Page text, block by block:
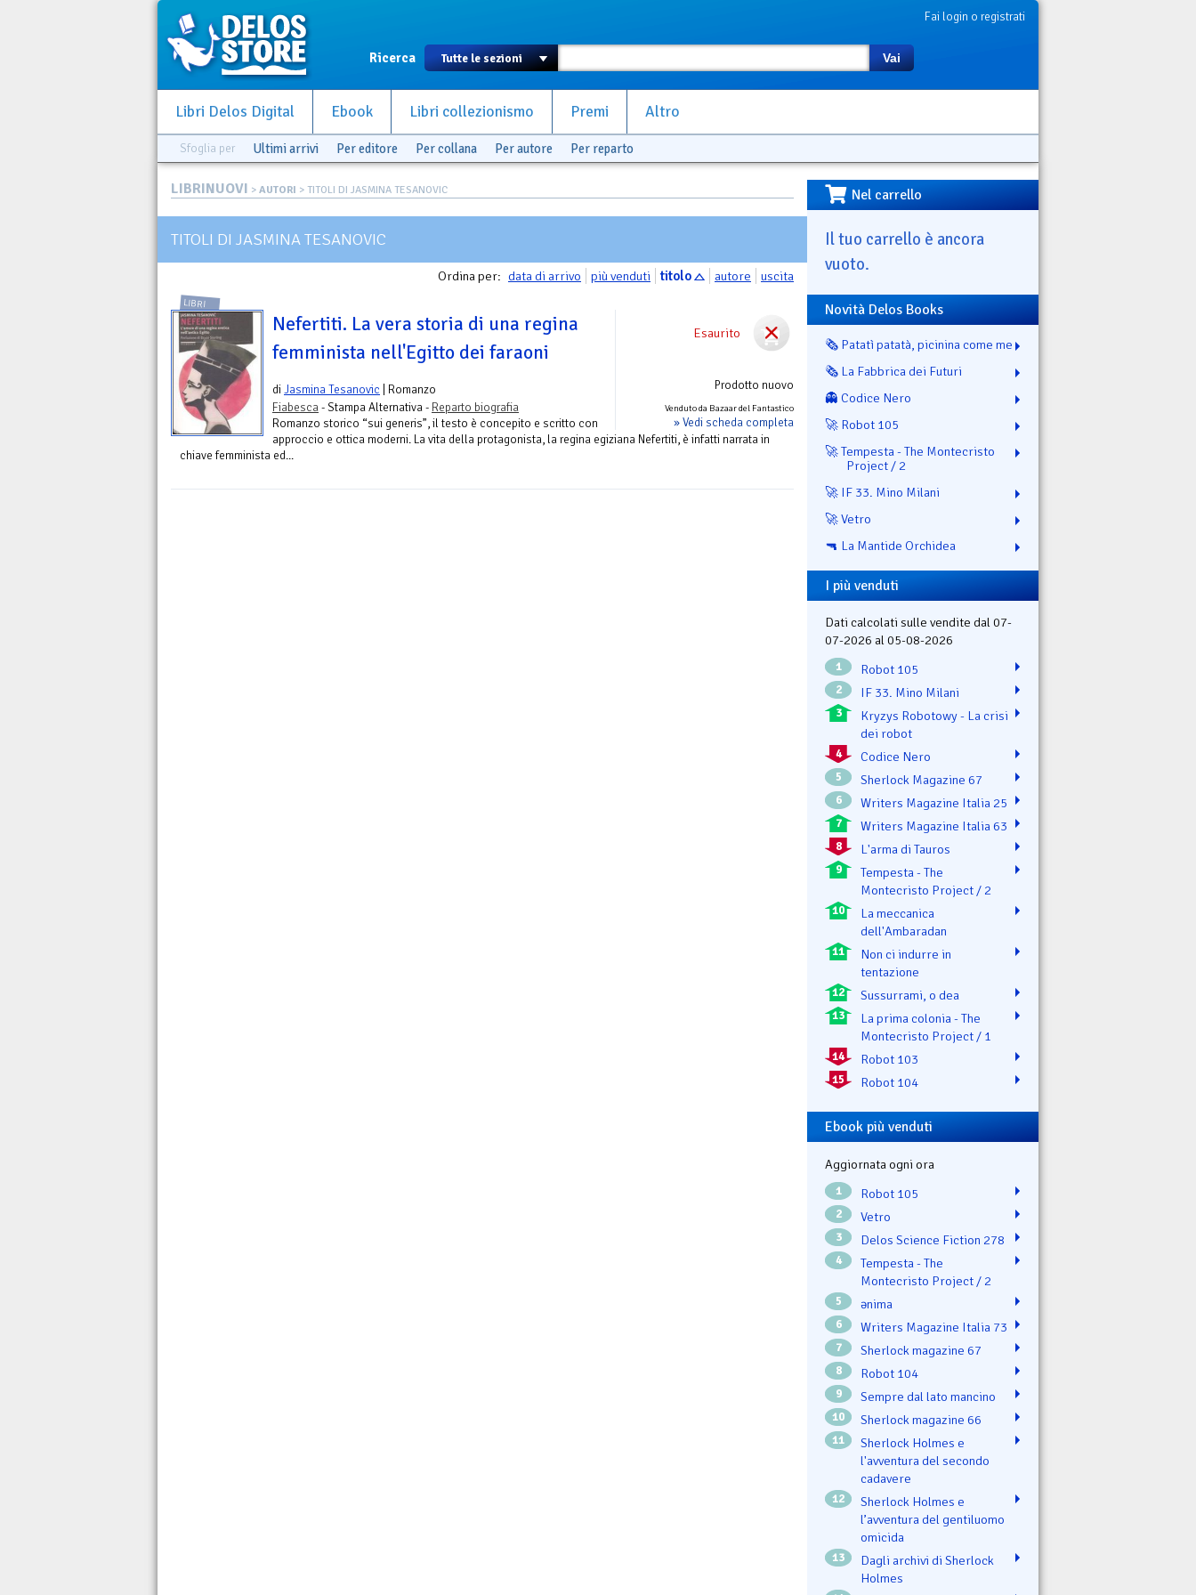
Fai login o registrati
Ricerca Vai
Libri Delos Digital Ebook Libri collezionismo Premi Altro
Sfoglia per Ultimi arrivi Per editore Per collana Per autore Per reparto
LIBRINUOVI > AUTORI > TITOLI DI JASMINA TESANOVIC
TITOLI DI JASMINA TESANOVIC
Ordina per: data di arrivo più venduti titolo autore uscita
Esaurito
Prodotto nuovo
Venduto da Bazaar del Fantastico
» Vedi scheda completa
LIBRI
Nefertiti. La vera storia di una regina
femminista nell'Egitto dei faraoni
diJasmina Tesanovic | Romanzo
Fiabesca- Stampa Alternativa - Reparto biografia
Romanzo storico “sui generis”, il testo è concepito e scritto con
approccio e ottica moderni. La vita della protagonista, la regina egiziana Nefertiti, è infatti narrata in
chiave femminista ed...
Nel carrello
Il tuo carrello è ancora
vuoto.
Novità Delos Books
🗞️ Patatì patatà, picinina come me
🗞️ La Fabbrica dei Futuri
👻 Codice Nero
🚀 Robot 105
🚀 Tempesta - The Montecristo
Project / 2
🚀 IF 33. Mino Milani
🚀 Vetro
🔫 La Mantide Orchidea
I più venduti
Dati calcolati sulle vendite dal 07-
07-2026 al 05-08-2026
1 Robot 105
2 IF 33. Mino Milani
3
Kryzys Robotowy - La crisi
dei robot
4 Codice Nero
5 Sherlock Magazine 67
6 Writers Magazine Italia 25
7 Writers Magazine Italia 63
8 L'arma di Tauros
9
Tempesta - The
Montecristo Project / 2
10
La meccanica
dell'Ambaradan
11
Non ci indurre in
tentazione
12 Sussurrami, o dea
13
La prima colonia - The
Montecristo Project / 1
14 Robot 103
15 Robot 104
Ebook più venduti
Aggiornata ogni ora
1 Robot 105
2 Vetro
3 Delos Science Fiction 278
4
Tempesta - The
Montecristo Project / 2
5 ənima
6 Writers Magazine Italia 73
7 Sherlock magazine 67
8 Robot 104
9 Sempre dal lato mancino
10 Sherlock magazine 66
11
Sherlock Holmes e
l'avventura del secondo
cadavere
12
Sherlock Holmes e
l’avventura del gentiluomo
omicida
13
Dagli archivi di Sherlock
Holmes